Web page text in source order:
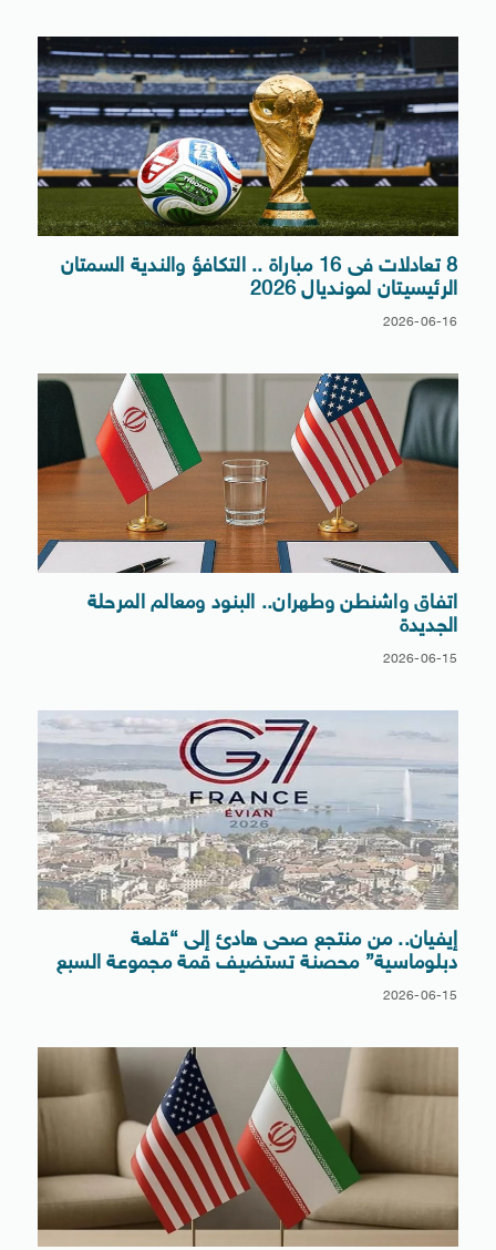
8 تعادلات فى 16 مباراة .. التكافؤ والندية السمتان
الرئيسيتان لمونديال 2026
2026-06-16
اتفاق واشنطن وطهران.. البنود ومعالم المرحلة
الجديدة
2026-06-15
‏إيفيان.. من منتجع صحى هادئ إلى “قلعة
دبلوماسية” محصنة تستضيف قمة مجموعة السبع
2026-06-15